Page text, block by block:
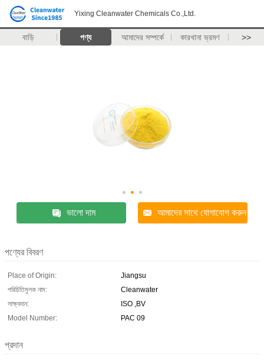
Yixing Cleanwater Chemicals Co.,Ltd.
বাড়ি পণ্য আমাদের সম্পর্কে কারখানা ভ্রমণ >>
ভালো দাম আমাদের সাথে যোগাযোগ করুন
পণ্যের বিবরণ
Place of Origin:
Jiangsu
পরিচিতিমুলক নাম:
Cleanwater
সাক্ষ্যদান:
ISO ,BV
Model Number:
PAC 09
প্রদান